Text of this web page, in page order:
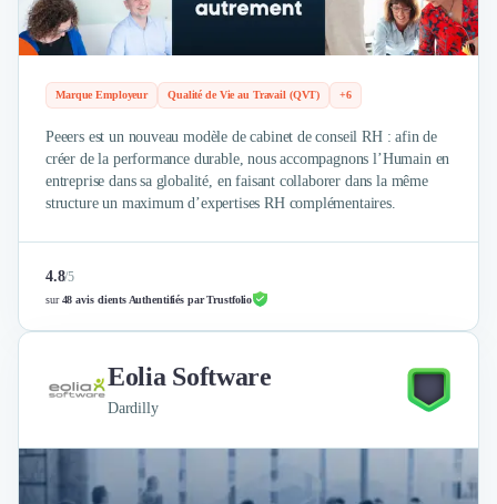
Externalisation Administrative
Direction Financière Externalisée (DAF)
Restructuring
Droit du Travail
Propriété Intellectuelle (IP/IT)
Banque
Recouvrement
Financement de matériel ou équipement
Due Diligence
Audit
Fiscalité
UX & UI Design
Product Management
Internet of Things (IoT)
Marque Employeur Qualité de Vie au Travail (QVT) +6
Peeers est un nouveau modèle de cabinet de conseil RH : afin de
créer de la performance durable, nous accompagnons l’Humain en
entreprise dans sa globalité, en faisant collaborer dans la même
structure un maximum d’expertises RH complémentaires.
4.8/5
sur48 avis clients Authentifiés par Trustfolio
Eolia Software
Dardilly